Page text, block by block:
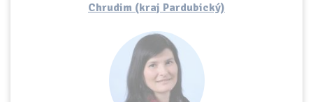
Chrudim (kraj Pardubický)